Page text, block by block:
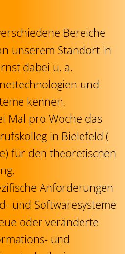
Bereiche
unserem Standort in
dabei u. a.
und
kennen.
Mal pro Woche das
in Bielefeld (
) für den theoretischen
Anforderungen
und Softwaresysteme
oder veränderte
und